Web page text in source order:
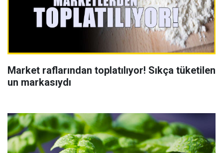
Market raflarından toplatılıyor! Sıkça tüketilen
un markasıydı